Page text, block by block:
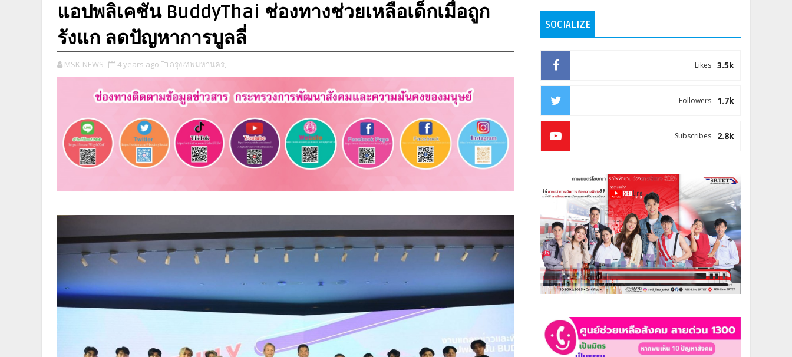
แอปพลิเคชัน BuddyThai ช่องทางช่วยเหลือเด็กเมื่อถูก
รังแก ลดปัญหาการบูลลี่
MSK-NEWS 4 years ago กรุงเทพมหานคร,
SOCIALIZE
3.5k
Likes
1.7k
Followers
2.8k
Subscribes